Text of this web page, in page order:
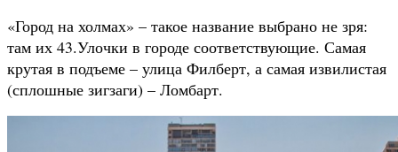
«Город на холмах» – такое название выбрано не зря:
там их 43.Улочки в городе соответствующие. Самая
крутая в подъеме – улица Филберт, а самая извилистая
(сплошные зигзаги) – Ломбарт.